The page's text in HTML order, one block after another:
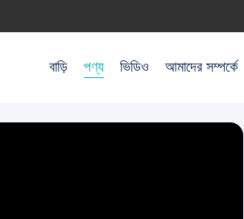
বাড়ি পণ্য ভিডিও আমাদের সম্পর্কে